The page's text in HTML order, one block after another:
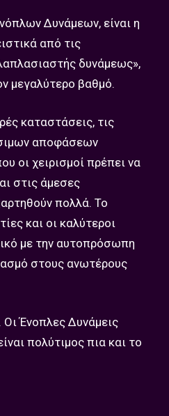
Δυνάμεων, είναι η
από τις
δυνάμεως»,
μεγαλύτερο βαθμό.
καταστάσεις, τις
αποφάσεων
οι χειρισμοί πρέπει να
στις άμεσες
πολλά. Το
και οι καλύτεροι
με την αυτοπρόσωπη
στους ανωτέρους
Ένοπλες Δυνάμεις
πολύτιμος πια και το